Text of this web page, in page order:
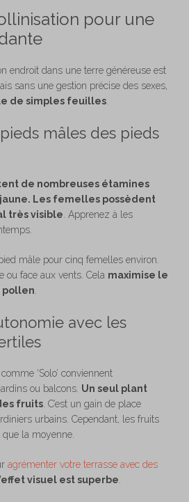
pour une
endroit dans une terre généreuse est
sans une gestion précise des sexes,
de simples feuilles.
mâles des pieds
de nombreuses étamines
Les femelles possèdent
très visible. Apprenez à les
mâle pour cinq femelles environ.
ou face aux vents. Cela maximise le
pollen.
avec les
‘Solo’ conviennent
ou balcons. Un seul plant
fruits. C’est un gain de place
urbains. Cependant, les fruits
la moyenne.
agrémenter votre terrasse avec des
visuel est superbe.